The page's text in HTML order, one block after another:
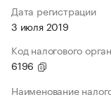
Дата регистрации
3 июля 2019
Код налогового
6196
Наименование